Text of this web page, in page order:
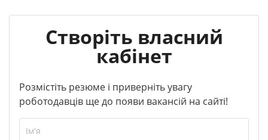
Створіть власний
кабінет
Розмістіть резюме і приверніть увагу
роботодавців ще до появи вакансій на сайті!